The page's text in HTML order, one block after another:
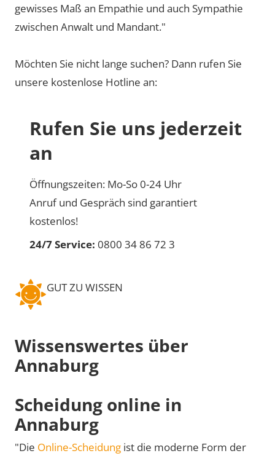
gewisses Maß an Empathie und auch Sympathie
zwischen Anwalt und Mandant."
Möchten Sie nicht lange suchen? Dann rufen Sie
unsere kostenlose Hotline an:
Rufen Sie uns jederzeit
an
Öffnungszeiten: Mo-So 0-24 Uhr
Anruf und Gespräch sind garantiert
kostenlos!
24/7 Service: 0800 34 86 72 3
GUT ZU WISSEN
Wissenswertes über
Annaburg
Scheidung online in
Annaburg
"Die Online-Scheidung ist die moderne Form der